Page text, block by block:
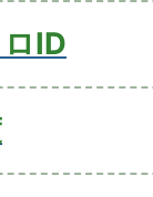
ID